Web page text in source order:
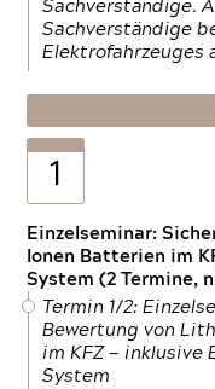
Sachverständige.
Sachverständige
Elektrofahrzeuges
1
Einzelseminar:
Ionen Batterien im
System (2 Termine,
Termin 1/2:
Bewertung von
im KFZ — inklusive
System